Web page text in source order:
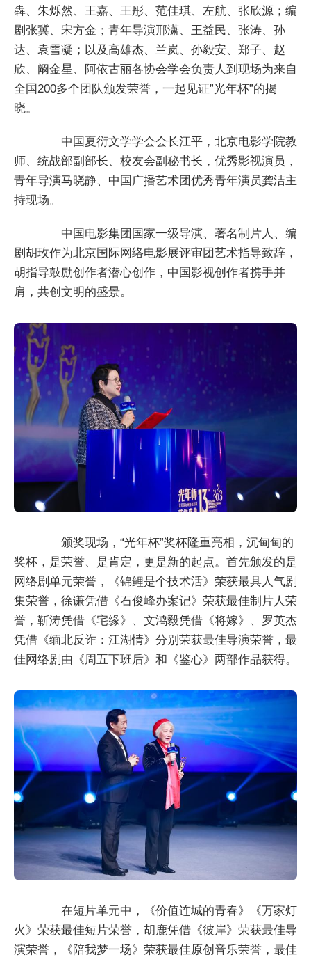
犇、朱烁然、王嘉、王彤、范佳琪、左航、张欣源；编
剧张冀、宋方金；青年导演邢潇、王益民、张涛、孙
达、袁雪凝；以及高雄杰、兰岚、孙毅安、郑子、赵
欣、阚金星、阿依古丽各协会学会负责人到现场为来自
全国200多个团队颁发荣誉，一起见证”光年杯”的揭
晓。
中国夏衍文学学会会长江平，北京电影学院教
师、统战部副部长、校友会副秘书长，优秀影视演员，
青年导演马晓静、中国广播艺术团优秀青年演员龚洁主
持现场。
中国电影集团国家一级导演、著名制片人、编
剧胡玫作为北京国际网络电影展评审团艺术指导致辞，
胡指导鼓励创作者潜心创作，中国影视创作者携手并
肩，共创文明的盛景。
颁奖现场，“光年杯”奖杯隆重亮相，沉甸甸的
奖杯，是荣誉、是肯定，更是新的起点。首先颁发的是
网络剧单元荣誉，《锦鲤是个技术活》荣获最具人气剧
集荣誉，徐谦凭借《石俊峰办案记》荣获最佳制片人荣
誉，靳涛凭借《宅缘》、文鸿毅凭借《将嫁》、罗英杰
凭借《缅北反诈：江湖情》分别荣获最佳导演荣誉，最
佳网络剧由《周五下班后》和《鉴心》两部作品获得。
在短片单元中，《价值连城的青春》《万家灯
火》荣获最佳短片荣誉，胡鹿凭借《彼岸》荣获最佳导
演荣誉，《陪我梦一场》荣获最佳原创音乐荣誉，最佳